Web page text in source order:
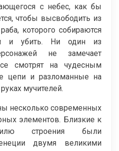
с небес, как бы
чтобы высвободить из
которого собираются
и убить. Ни один из
не замечает
смотрят на чудесным
цепи и разломанные на
мучителей.
несколько современных
элементов. Близкие к
строения были
двумя великими